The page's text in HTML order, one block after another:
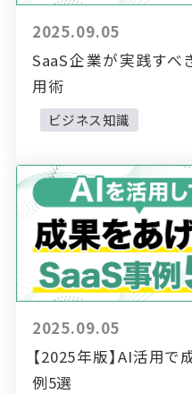
2025.09.05
SaaS企業が実践すべ
用術
ビジネス知識
2025.09.05
【2025年版】AI活用で
例5選